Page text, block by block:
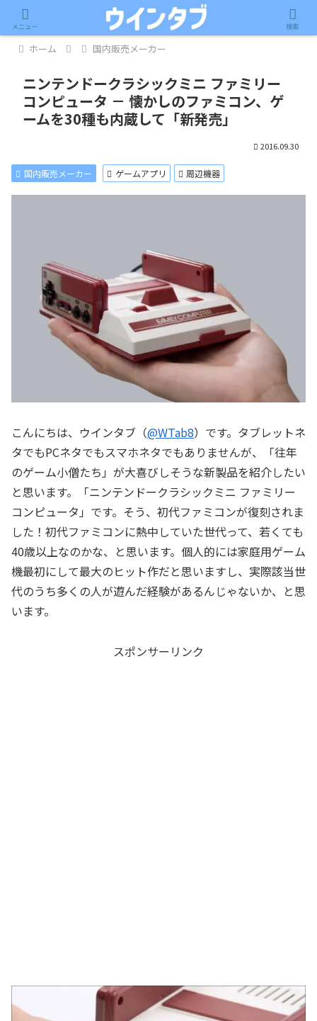
記事内に広告が含まれています。
ホーム 国内販売メーカー
ニンテンドークラシックミニ ファミリー
コンピュータ － 懐かしのファミコン、ゲ
ームを30種も内蔵して「新発売」
2016.09.30
国内販売メーカー ゲームアプリ 周辺機器
こんにちは、ウインタブ（@WTab8）です。タブレットネ
タでもPCネタでもスマホネタでもありませんが、「往年
のゲーム小僧たち」が大喜びしそうな新製品を紹介したい
と思います。「ニンテンドークラシックミニ ファミリー
コンピュータ」です。そう、初代ファミコンが復刻されま
した！初代ファミコンに熱中していた世代って、若くても
40歳以上なのかな、と思います。個人的には家庭用ゲーム
機最初にして最大のヒット作だと思いますし、実際該当世
代のうち多くの人が遊んだ経験があるんじゃないか、と思
います。
スポンサーリンク
メニュー 検索